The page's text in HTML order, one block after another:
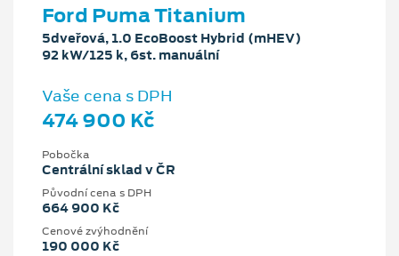
Ford Puma Titanium
5dveřová, 1.0 EcoBoost Hybrid (mHEV)
92 kW/125 k, 6st. manuální
Vaše cena s DPH
474 900 Kč
Pobočka
Centrální sklad v ČR
Původní cena s DPH
664 900 Kč
Cenové zvýhodnění
190 000 Kč